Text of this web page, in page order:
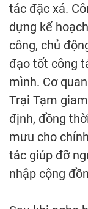
tác đặc xá.
dựng kế
công, chủ
đạo tốt công
mình. Cơ
Trại Tạm
định, đồng
mưu cho
tác giúp đỡ
nhập cộng